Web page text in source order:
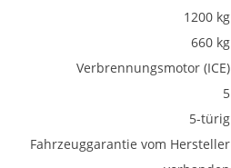
1200 kg
660 kg
Verbrennungsmotor (ICE)
5
5-türig
Fahrzeuggarantie vom Hersteller